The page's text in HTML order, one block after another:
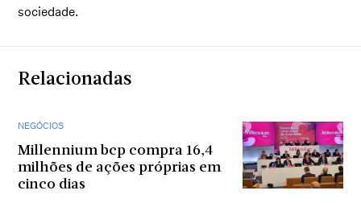
sociedade.
Relacionadas
NEGÓCIOS
Millennium bcp compra 16,4
milhões de ações próprias em
cinco dias